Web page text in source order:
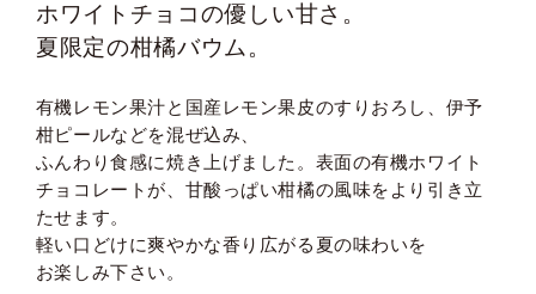
ホワイトチョコの優しい甘さ。
夏限定の柑橘バウム。
有機レモン果汁と国産レモン果皮のすりおろし、 伊予
柑ピールなどを混ぜ込み、
ふんわり食感に焼き上げました。 表面の有機ホワイト
チョコレートが、 甘酸っぱい柑橘の風味をより引き立
たせます。
軽い口どけに爽やかな香り広がる夏の味わいを
お楽しみ下さい。